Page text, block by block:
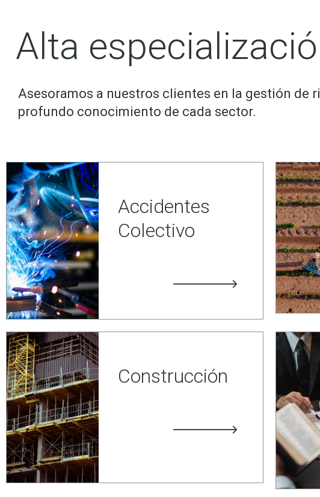
Alta
Asesoramos a nuestros clientes en la gestión de
profundo conocimiento de cada sector.
Accidentes
Colectivo
Construcción